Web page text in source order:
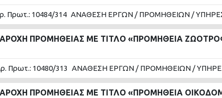
Πρωτ.: 10484/314 ΑΝΑΘΕΣΗ ΕΡΓΩΝ / ΠΡΟΜΗΘΕΙΩΝ /
ΠΡΟΜΗΘΕΙΑΣ ΜΕ ΤΙΤΛΟ «ΠΡΟΜΗΘΕΙΑ
Πρωτ.: 10480/313 ΑΝΑΘΕΣΗ ΕΡΓΩΝ / ΠΡΟΜΗΘΕΙΩΝ /
ΠΡΟΜΗΘΕΙΑΣ ΜΕ ΤΙΤΛΟ «ΠΡΟΜΗΘΕΙΑ